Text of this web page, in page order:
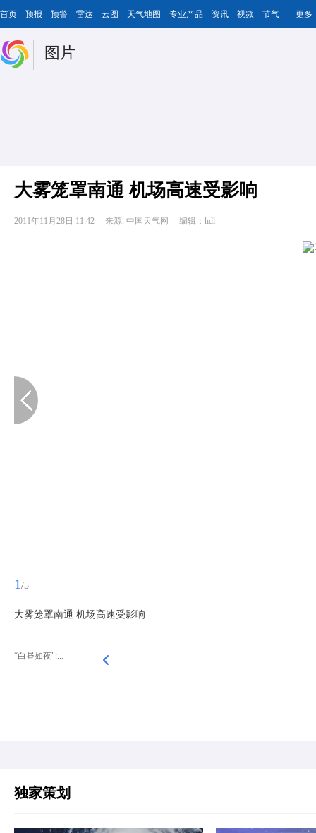
首页 预报 预警 雷达 云图 天气地图 专业产品 资讯 视频 节气 更多
图片
大雾笼罩南通 机场高速受影响
2011年11月28日 11:42 来源: 中国天气网 编辑：hdl
1 /5
大雾笼罩南通 机场高速受影响
“白昼如夜":...
独家策划